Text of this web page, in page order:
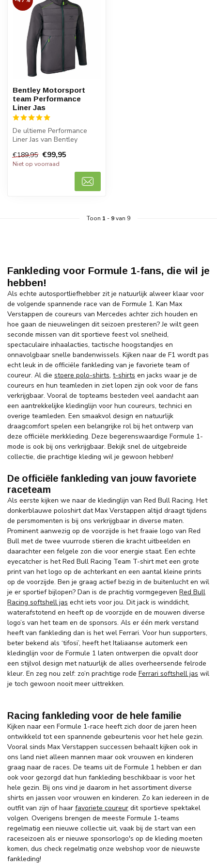
Bentley Motorsport
team Performance
Liner Jas
De ultieme Performance
Liner Jas van Bentley
warm en st...
€189,95 €99,95
Niet op voorraad
Toon 1 - 9van 9
Fankleding voor Formule 1-fans, die wil je
hebben!
Als echte autosportliefhebber zit je natuurlijk alweer klaar voor
de volgende spannende race van de Formule 1. Kan Max
Verstappen de coureurs van Mercedes achter zich houden en
hoe gaan de nieuwelingen dit seizoen presteren? Je wilt geen
seconde missen van dit sportieve feest vol snelheid,
spectaculaire inhaalacties, tactische hoogstandjes en
onnavolgbaar snelle bandenwissels. Kijken naar de F1 wordt pas
echt leuk in de officiële fankleding van je favoriete team of
coureur. Al die stoere polo-shirts, t-shirts en jacks waar je de
coureurs en hun teamleden in ziet lopen zijn ook voor de fans
verkrijgbaar. Vooral de topteams besteden veel aandacht aan
een aantrekkelijke kledinglijn voor hun coureurs, technici en
overige teamleden. Een smaakvol design en natuurlijk
draagcomfort spelen een belangrijke rol bij het ontwerp van
deze officiële merkkleding. Deze begerenswaardige Formule 1-
mode is ook bij ons verkrijgbaar. Bekijk snel de uitgebreide
collectie, die prachtige kleding wil je gewoon hebben!
De officiële fankleding van jouw favoriete
raceteam
Als eerste kijken we naar de kledinglijn van Red Bull Racing. Het
donkerblauwe poloshirt dat Max Verstappen altijd draagt tijdens
de persmomenten is bij ons verkrijgbaar in diverse maten.
Prominent aanwezig op de voorzijde is het fraaie logo van Red
Bull met de twee vuurrode stieren die kracht uitbeelden en
daarachter een felgele zon die voor energie staat. Een echte
eyecatcher is het Red Bull Racing Team T-shirt met een grote
print van het logo op de achterkant en een aantal kleine prints
op de voorzijde. Ben je graag actief bezig in de buitenlucht en wil
je er sportief bijlopen? Dan is de prachtig vormgegeven Red Bull
Racing softshell jas echt iets voor jou. Dit jack is winddicht,
waterafstotend en heeft op de voorzijde en de mouwen diverse
logo’s van het team en de sponsors. Als er één merk verstand
heeft van fankleding dan is het wel Ferrari. Voor hun supporters,
beter bekend als ‘tifosi’, heeft het Italiaanse automerk een
kledinglijn voor de Formule 1 laten ontwerpen die opvalt door
een stijlvol design met natuurlijk de alles overheersende felrode
kleur. En zeg nou zelf: zo’n prachtige rode Ferrari softshell jas wil
je toch gewoon nooit meer uittrekken.
Racing fankleding voor de hele familie
Kijken naar een Formule 1-race heeft zich door de jaren heen
ontwikkeld tot een spannende gebeurtenis voor het hele gezin.
Vooral sinds Max Verstappen successen behaalt kijken ook in
ons land niet alleen mannen maar ook vrouwen en kinderen
graag naar de races. De teams uit de Formule 1 hebben er dan
ook voor gezorgd dat hun fankleding beschikbaar is voor het
hele gezin. Bij ons vind je daarom in het assortiment diverse
shirts en jassen voor vrouwen en kinderen. Zo kan iedereen in de
outfit van zijn of haar favoriete coureur dit sportieve spektakel
volgen. Overigens brengen de meeste Formule 1-teams
regelmatig een nieuwe collectie uit, vaak bij de start van een
raceseizoen als er nieuwe sponsorlogo's op de kleding moeten
komen, dus check regelmatig onze webshop voor de nieuwste
fankleding!